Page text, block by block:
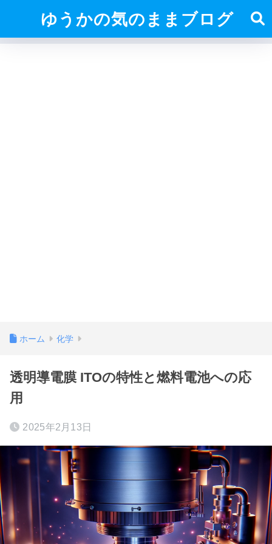
ゆうかの気のままブログ
ホーム 化学
透明導電膜 ITOの特性と燃料電池への応
用
2025年2月13日